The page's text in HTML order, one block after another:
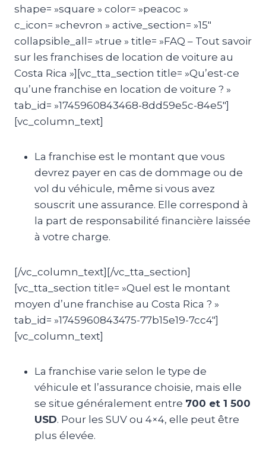
shape= »square » color= »peacoc »
c_icon= »chevron » active_section= »15″
collapsible_all= »true » title= »FAQ – Tout savoir
sur les franchises de location de voiture au
Costa Rica »][vc_tta_section title= »Qu’est-ce
qu’une franchise en location de voiture ? »
tab_id= »1745960843468-8dd59e5c-84e5″]
[vc_column_text]
La franchise est le montant que vous
devrez payer en cas de dommage ou de
vol du véhicule, même si vous avez
souscrit une assurance. Elle correspond à
la part de responsabilité financière laissée
à votre charge.
[/vc_column_text][/vc_tta_section]
[vc_tta_section title= »Quel est le montant
moyen d’une franchise au Costa Rica ? »
tab_id= »1745960843475-77b15e19-7cc4″]
[vc_column_text]
La franchise varie selon le type de
véhicule et l’assurance choisie, mais elle
se situe généralement entre 700 et 1 500
USD. Pour les SUV ou 4×4, elle peut être
plus élevée.